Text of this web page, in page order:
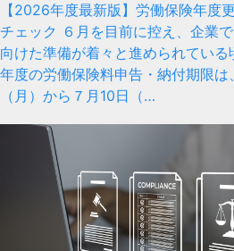
【2026年度最新版】労働保険年度
チェック ６月を目前に控え、企業
向けた準備が着々と進められてい
年度の労働保険料申告・納付期限は
（月）から７月10日（…